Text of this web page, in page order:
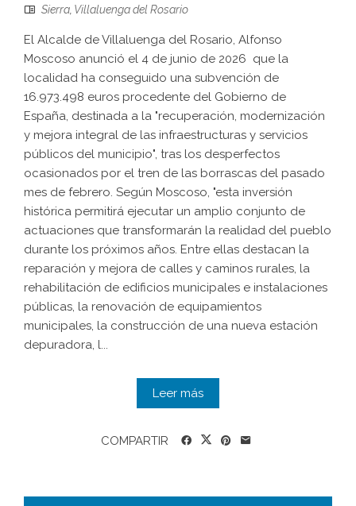
Sierra Villaluenga del Rosario
El Alcalde de Villaluenga del Rosario, Alfonso
Moscoso anunció el 4 de junio de 2026 que la
localidad ha conseguido una subvención de
16.973.498 euros procedente del Gobierno de
España, destinada a la "recuperación, modernización
y mejora integral de las infraestructuras y servicios
públicos del municipio", tras los desperfectos
ocasionados por el tren de las borrascas del pasado
mes de febrero. Según Moscoso, "esta inversión
histórica permitirá ejecutar un amplio conjunto de
actuaciones que transformarán la realidad del pueblo
durante los próximos años. Entre ellas destacan la
reparación y mejora de calles y caminos rurales, la
rehabilitación de edificios municipales e instalaciones
públicas, la renovación de equipamientos
municipales, la construcción de una nueva estación
depuradora, l...
Leer más
COMPARTIR